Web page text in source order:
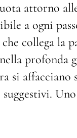
attorno
a ogni
collega la
profonda
si affacciano